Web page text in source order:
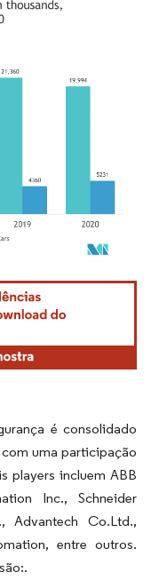
conforme CC BY 4.0.
é consolidado
uma participação
players incluem ABB
Inc., Schneider
Advantech Co.Ltd.,
entre outros.